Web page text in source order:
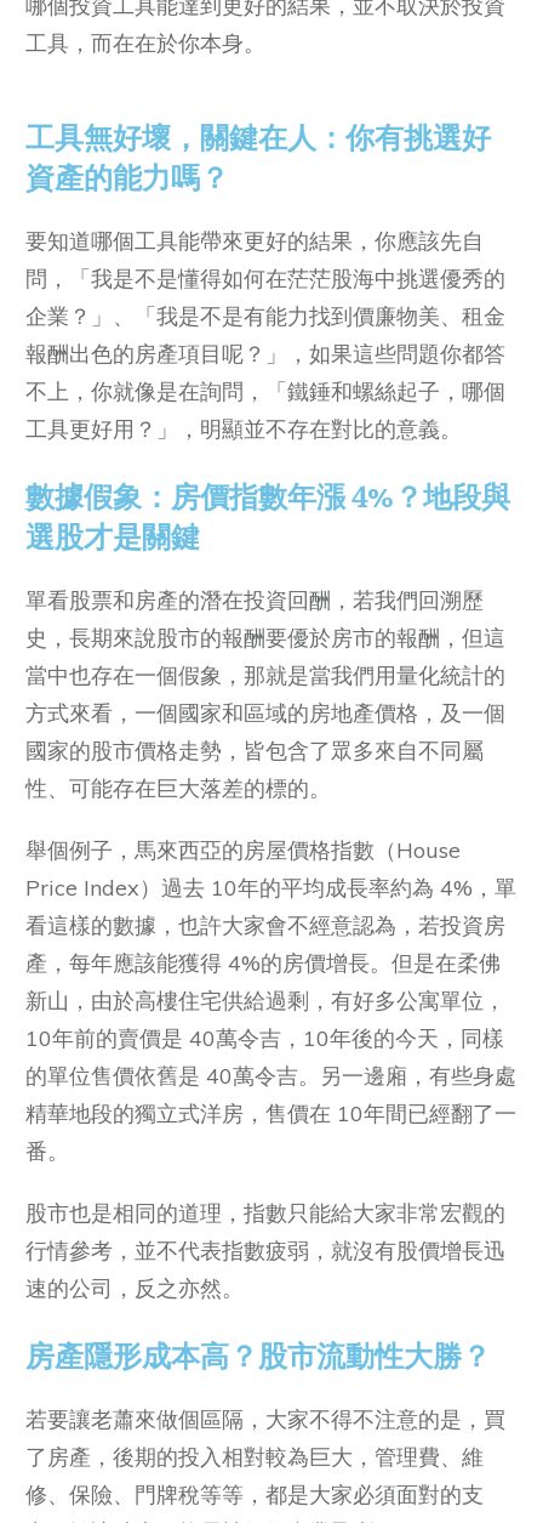
工具，而在在於你本身。
工具無好壞，關鍵在人：你有挑選好
資產的能力嗎？
要知道哪個工具能帶來更好的結果，你應該先自
問，「我是不是懂得如何在茫茫股海中挑選優秀的
企業？」、「我是不是有能力找到價廉物美、租金
報酬出色的房產項目呢？」，如果這些問題你都答
不上，你就像是在詢問，「鐵錘和螺絲起子，哪個
工具更好用？」，明顯並不存在對比的意義。
數據假象：房價指數年漲 4%？地段與
選股才是關鍵
單看股票和房產的潛在投資回酬，若我們回溯歷
史，長期來說股市的報酬要優於房市的報酬，但這
當中也存在一個假象，那就是當我們用量化統計的
方式來看，一個國家和區域的房地產價格，及一個
國家的股市價格走勢，皆包含了眾多來自不同屬
性、可能存在巨大落差的標的。
舉個例子，馬來西亞的房屋價格指數（House
Price Index）過去 10年的平均成長率約為 4%，單
看這樣的數據，也許大家會不經意認為，若投資房
產，每年應該能獲得 4%的房價增長。但是在柔佛
新山，由於高樓住宅供給過剩，有好多公寓單位，
10年前的賣價是 40萬令吉，10年後的今天，同樣
的單位售價依舊是 40萬令吉。另一邊廂，有些身處
精華地段的獨立式洋房，售價在 10年間已經翻了一
番。
股市也是相同的道理，指數只能給大家非常宏觀的
行情參考，並不代表指數疲弱，就沒有股價增長迅
速的公司，反之亦然。
房產隱形成本高？股市流動性大勝？
若要讓老蕭來做個區隔，大家不得不注意的是，買
了房產，後期的投入相對較為巨大，管理費、維
修、保險、門牌稅等等，都是大家必須面對的支